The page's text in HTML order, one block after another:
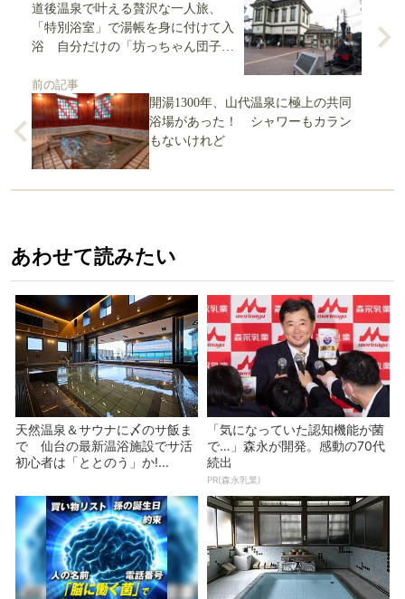
道後温泉で叶える贅沢な一人旅、
「特別浴室」で湯帳を身に付けて入
浴 自分だけの「坊っちゃん団子」
前の記事
開湯1300年、山代温泉に極上の共同
浴場があった！ シャワーもカラン
もないけれど
あわせて読みたい
天然温泉＆サウナに〆のサ飯ま
で 仙台の最新温浴施設でサ活
初心者は「ととのう」か!...
「気になっていた認知機能が菌
で…」森永が開発。感動の70代
続出
PR(森永乳業)